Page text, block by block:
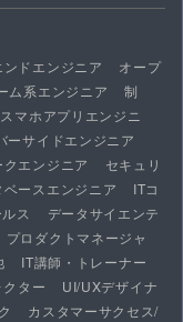
ドエンジニア
オープ
ム系エンジニア
制
スマホアプリエンジニ
ーサイドエンジニア
エンジニア
セキュリ
ベースエンジニア
ITコ
ス
データサイエンテ
プロダクトマネージャ
IT講師・トレーナー
ター
UI/UXデザイナ
カスタマーサクセス/